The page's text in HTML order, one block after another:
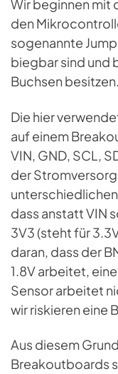
Wir beginnen mit
den
sogenannte
biegbar sind und
Buchsen besitzen.
Die hier
auf einem
VIN, GND, SCL,
der
dass anstatt VIN
3V3 (steht für
daran, dass der
1.8V arbeitet,
Sensor arbeitet
wir riskieren eine
Aus diesem
Breakoutboards